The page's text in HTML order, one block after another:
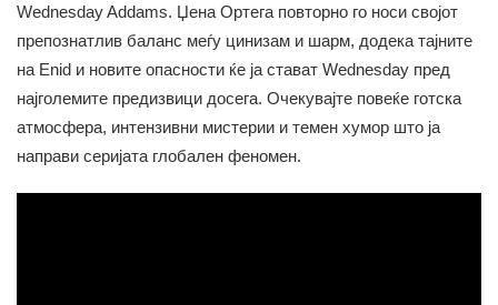
Wednesday Addams. Џена Ортега повторно го носи својот
препознатлив баланс меѓу цинизам и шарм, додека тајните
на Enid и новите опасности ќе ја стават Wednesday пред
најголемите предизвици досега. Очекувајте повеќе готска
атмосфера, интензивни мистерии и темен хумор што ја
направи серијата глобален феномен.